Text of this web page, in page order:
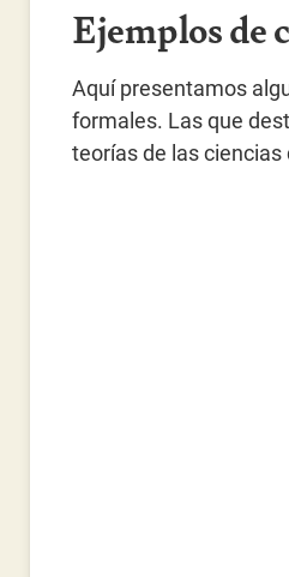
Ejemplos de
Aquí presentamos
formales. Las que
teorías de las